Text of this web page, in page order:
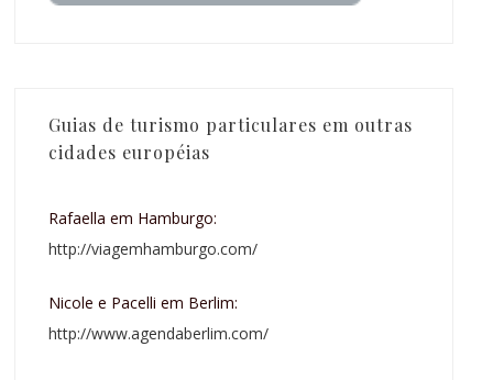
Guias de turismo particulares em outras
cidades européias
Rafaella em Hamburgo:
http://viagemhamburgo.com/
Nicole e Pacelli em Berlim:
http://www.agendaberlim.com/